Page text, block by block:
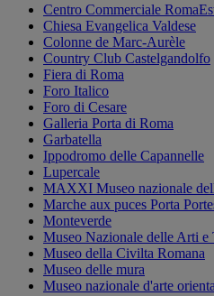
Centro Commerciale
Chiesa Evangelica Valdese
Colonne de Marc-Aurèle
Country Club Castelgandolfo
Fiera di Roma
Foro Italico
Foro di Cesare
Galleria Porta di Roma
Garbatella
Ippodromo delle Capannelle
Lupercale
MAXXI Museo nazionale
Marche aux puces Porta
Monteverde
Museo Nazionale delle Arti e
Museo della Civilta Romana
Museo delle mura
Museo nazionale d'arte